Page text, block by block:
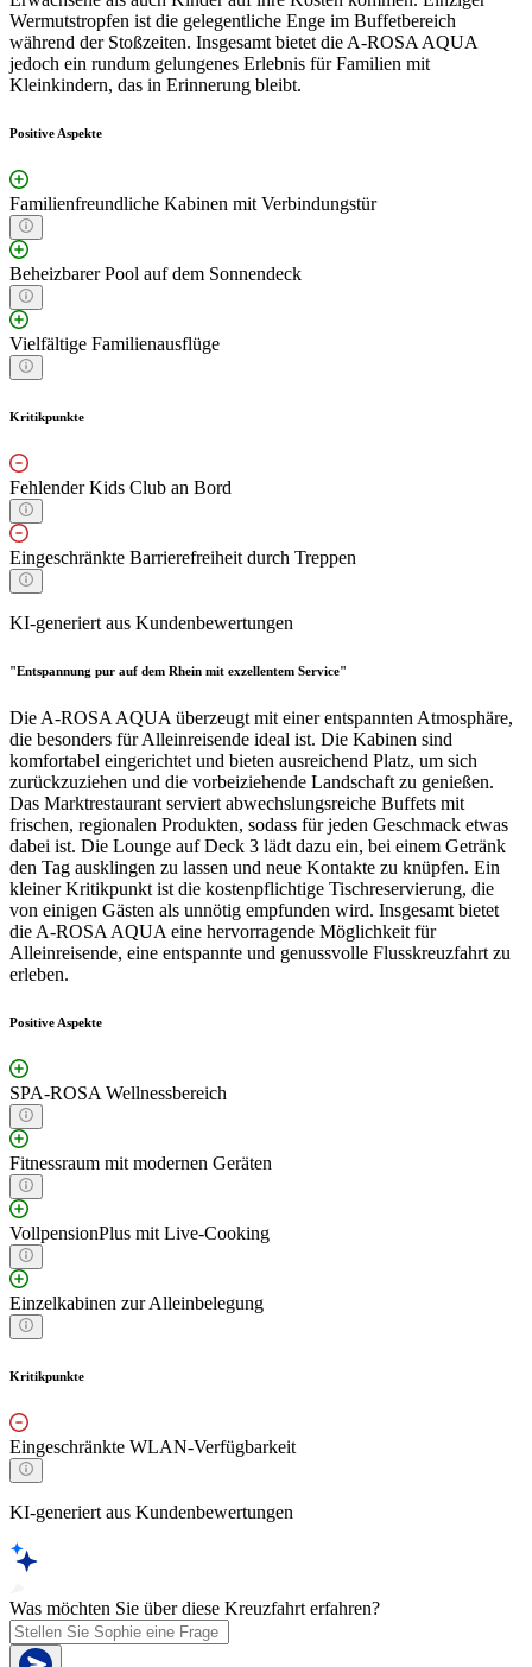
Wermutstropfen ist die gelegentliche Enge im Buffetbereich
während der Stoßzeiten. Insgesamt bietet die A-ROSA AQUA
jedoch ein rundum gelungenes Erlebnis für Familien mit
Kleinkindern, das in Erinnerung bleibt.
Positive Aspekte
Familienfreundliche Kabinen mit Verbindungstür
Beheizbarer Pool auf dem Sonnendeck
Vielfältige Familienausflüge
Kritikpunkte
Fehlender Kids Club an Bord
Eingeschränkte Barrierefreiheit durch Treppen
KI-generiert aus Kundenbewertungen
"Entspannung pur auf dem Rhein mit exzellentem Service"
Die A-ROSA AQUA überzeugt mit einer entspannten Atmosphäre,
die besonders für Alleinreisende ideal ist. Die Kabinen sind
komfortabel eingerichtet und bieten ausreichend Platz, um sich
zurückzuziehen und die vorbeiziehende Landschaft zu genießen.
Das Marktrestaurant serviert abwechslungsreiche Buffets mit
frischen, regionalen Produkten, sodass für jeden Geschmack etwas
dabei ist. Die Lounge auf Deck 3 lädt dazu ein, bei einem Getränk
den Tag ausklingen zu lassen und neue Kontakte zu knüpfen. Ein
kleiner Kritikpunkt ist die kostenpflichtige Tischreservierung, die
von einigen Gästen als unnötig empfunden wird. Insgesamt bietet
die A-ROSA AQUA eine hervorragende Möglichkeit für
Alleinreisende, eine entspannte und genussvolle Flusskreuzfahrt zu
erleben.
Positive Aspekte
SPA-ROSA Wellnessbereich
Fitnessraum mit modernen Geräten
VollpensionPlus mit Live-Cooking
Einzelkabinen zur Alleinbelegung
Kritikpunkte
Eingeschränkte WLAN-Verfügbarkeit
KI-generiert aus Kundenbewertungen
Was möchten Sie über diese Kreuzfahrt erfahren?